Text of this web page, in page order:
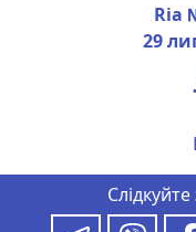
Ria
29